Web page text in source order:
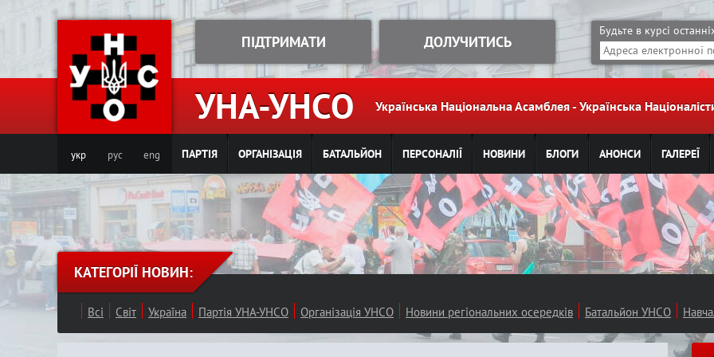
УНА-УНСО Українська Національна Асамблея - Українська
ПІДТРИМАТИ ДОЛУЧИТИСЬ
Будьте в курсі
укр рус eng ПАРТІЯ ОРГАНІЗАЦІЯ БАТАЛЬЙОН ПЕРСОНАЛІЇ НОВИНИ БЛОГИ АНОНСИ ГАЛЕРЕЇ
КАТЕГОРІЇ НОВИН:
Всі Світ Україна Партія УНА-УНСО Організація УНСО Новини регіональних осередків Батальйон УНСО